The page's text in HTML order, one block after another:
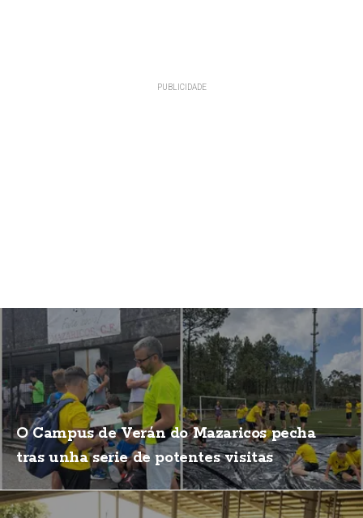
O Campus de Verán do Mazaricos pecha
tras unha serie de potentes visitas